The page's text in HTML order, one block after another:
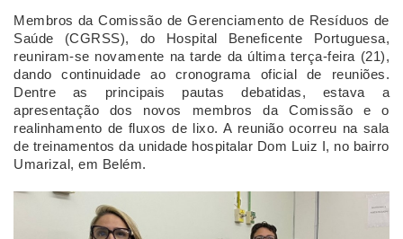
Membros da Comissão de Gerenciamento de Resíduos de
Saúde (CGRSS), do Hospital Beneficente Portuguesa,
reuniram-se novamente na tarde da última terça-feira (21),
dando continuidade ao cronograma oficial de reuniões.
Dentre as principais pautas debatidas, estava a
apresentação dos novos membros da Comissão e o
realinhamento de fluxos de lixo. A reunião ocorreu na sala
de treinamentos da unidade hospitalar Dom Luiz I, no bairro
Umarizal, em Belém.